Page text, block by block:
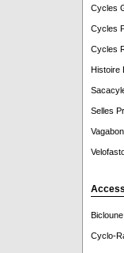
Cycles
Cycles
Cycles
Histoire
Selles
Bicloune
Cyclo-